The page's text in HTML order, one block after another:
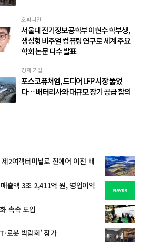
오피니언
서울대 전기정보공학부 이현수 학부생,
생성형 비주얼 컴퓨팅 연구로 세계 주요
학회 논문 다수 발표
경제.기업
포스코퓨처엠, 드디어 LFP 시장 뚫었
다… 배터리사와 대규모 장기 공급 합의
2여객터미널로 진에어 이전 배
출액 3조 2,411억 원, 영업이익
속속 도입
로봇 박람회’ 참가